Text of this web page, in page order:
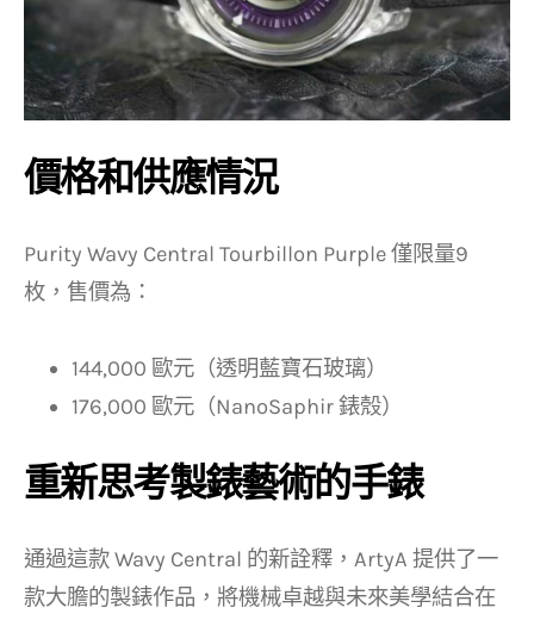
價格和供應情況
Purity Wavy Central Tourbillon Purple 僅限量9
枚，售價為：
144,000 歐元（透明藍寶石玻璃）
176,000 歐元（NanoSaphir 錶殼）
重新思考製錶藝術的手錶
通過這款 Wavy Central 的新詮釋，ArtyA 提供了一
款大膽的製錶作品，將機械卓越與未來美學結合在